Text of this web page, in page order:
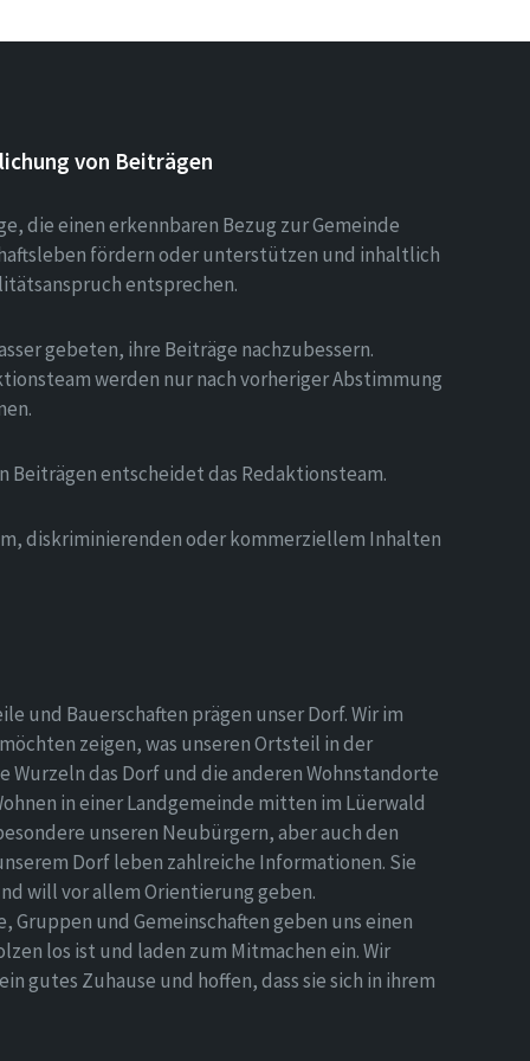
von Beiträgen
die einen erkennbaren Bezug zur Gemeinde
fördern oder unterstützen und inhaltlich
entsprechen.
gebeten, ihre Beiträge nachzubessern.
werden nur nach vorheriger Abstimmung
Beiträgen entscheidet das Redaktionsteam.
diskriminierenden oder kommerziellem Inhalten
und Bauerschaften prägen unser Dorf. Wir im
zeigen, was unseren Ortsteil in der
Wurzeln das Dorf und die anderen Wohnstandorte
in einer Landgemeinde mitten im Lüerwald
unseren Neubürgern, aber auch den
Dorf leben zahlreiche Informationen. Sie
will vor allem Orientierung geben.
Gruppen und Gemeinschaften geben uns einen
los ist und laden zum Mitmachen ein. Wir
gutes Zuhause und hoffen, dass sie sich in ihrem